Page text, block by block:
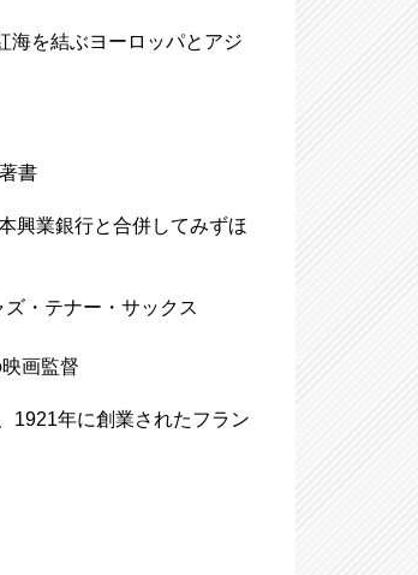
海を結ぶヨーロッパとアジ
書
興業銀行と合併してみずほ
・テナー・サックス
画監督
1921年に創業されたフラン